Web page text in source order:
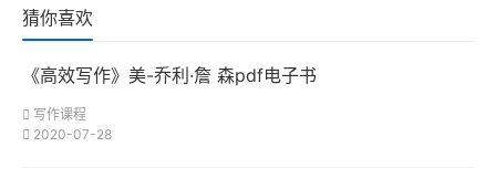
猜你喜欢
《高效写作》美-乔利·詹 森pdf电子书
写作课程
2020-07-28